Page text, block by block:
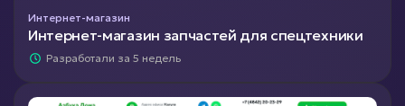
Интернет-магазин
Интернет-магазин запчастей для спецтехники
Разработали за 5 недель